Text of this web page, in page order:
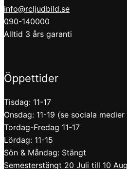
info@rcljudbild.se
090-140000
Alltid 3 års garanti
Öppettider
Tisdag: 11-17
Onsdag: 11-19 (se sociala
Tordag-Fredag 11-17
Lördag: 11-15
Sön & Måndag: Stängt
Semesterstängt 20 Juli till 10